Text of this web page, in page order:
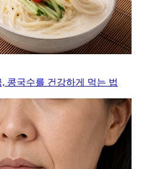
, 콩국수를 건강하게 먹는 법